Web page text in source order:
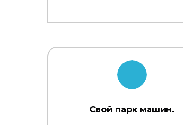
Свой парк машин.